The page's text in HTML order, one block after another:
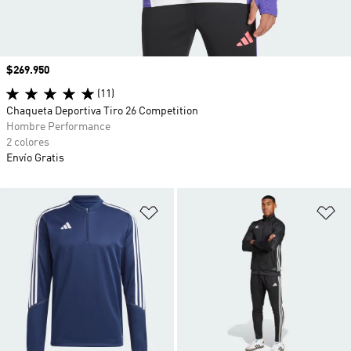
Añadir a la lista de deseos
Precio
$269.950
(11)
Chaqueta Deportiva Tiro 26 Competition
Hombre Performance
2 colores
Envío Gratis